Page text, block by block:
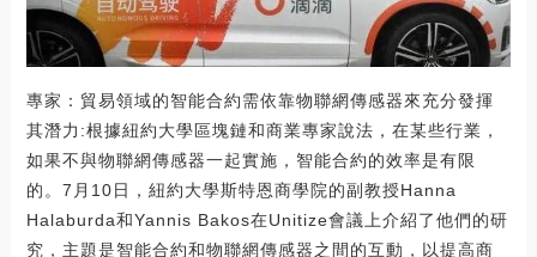
專家：貿易領域的智能合約需依靠物聯網傳感器來充分發揮
其潛力:根據紐約大學區塊鏈和商業專家說法，在某些行業，
如果不與物聯網傳感器一起實施，智能合約的效率是有限
的。7月10日，紐約大學斯特恩商學院的副教授Hanna
Halaburda和Yannis Bakos在Unitize會議上介紹了他們的研
究，主題是智能合約和物聯網傳感器之間的互動，以提高商